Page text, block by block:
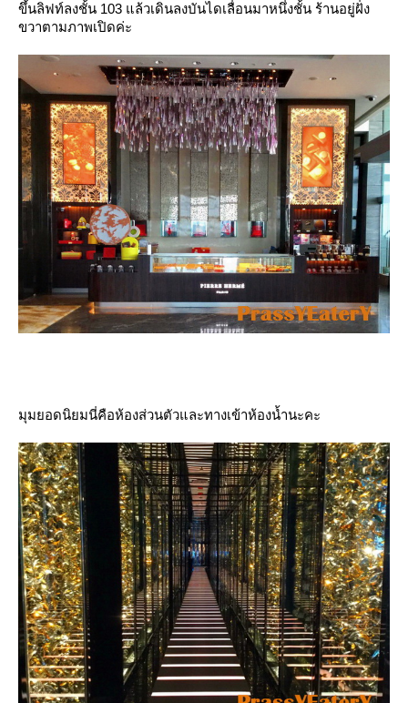
ขึ้นลิฟท์ลงชั้น 103 แล้วเดินลงบันไดเลื่อนมาหนึ่งชั้น ร้านอยู่ฝั่ง
ขวาตามภาพเปิดค่ะ
มุมยอดนิยมนี่คือห้องส่วนตัวและทางเข้าห้องน้ำนะคะ